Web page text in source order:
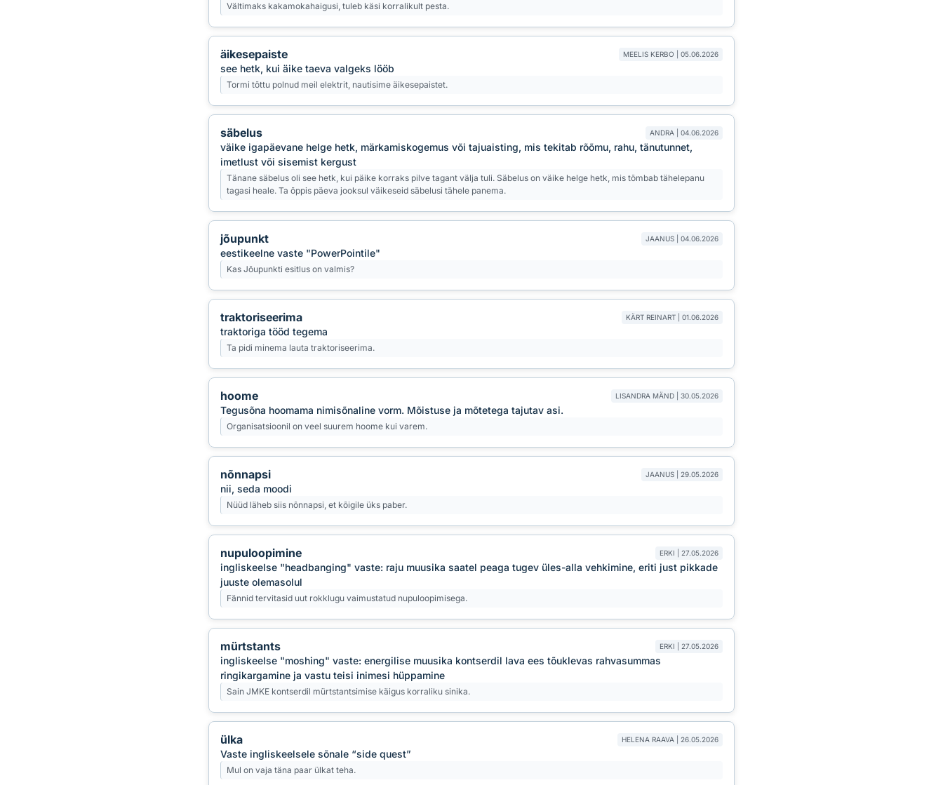
Vältimaks kakamokahaigusi, tuleb käsi korralikult pesta.
äikesepaiste MEELIS KERBO | 05.06.2026
see hetk, kui äike taeva valgeks lööb
Tormi tõttu polnud meil elektrit, nautisime äikesepaistet.
säbelus ANDRA | 04.06.2026
väike igapäevane helge hetk, märkamiskogemus või tajuaisting, mis tekitab rõõmu, rahu, tänutunnet,
imetlust või sisemist kergust
Tänane säbelus oli see hetk, kui päike korraks pilve tagant välja tuli. Säbelus on väike helge hetk, mis tõmbab tähelepanu
tagasi heale. Ta õppis päeva jooksul väikeseid säbelusi tähele panema.
jõupunkt JAANUS | 04.06.2026
eestikeelne vaste "PowerPointile"
Kas Jõupunkti esitlus on valmis?
traktoriseerima KÄRT REINART | 01.06.2026
traktoriga tööd tegema
Ta pidi minema lauta traktoriseerima.
hoome LISANDRA MÄND | 30.05.2026
Tegusõna hoomama nimisõnaline vorm. Mõistuse ja mõtetega tajutav asi.
Organisatsioonil on veel suurem hoome kui varem.
nõnnapsi JAANUS | 29.05.2026
nii, seda moodi
Nüüd läheb siis nõnnapsi, et kõigile üks paber.
nupuloopimine ERKI | 27.05.2026
ingliskeelse "headbanging" vaste: raju muusika saatel peaga tugev üles-alla vehkimine, eriti just pikkade
juuste olemasolul
Fännid tervitasid uut rokklugu vaimustatud nupuloopimisega.
mürtstants ERKI | 27.05.2026
ingliskeelse "moshing" vaste: energilise muusika kontserdil lava ees tõuklevas rahvasummas
ringikargamine ja vastu teisi inimesi hüppamine
Sain JMKE kontserdil mürtstantsimise käigus korraliku sinika.
ülka HELENA RAAVA | 26.05.2026
Vaste ingliskeelsele sõnale “side quest”
Mul on vaja täna paar ülkat teha.